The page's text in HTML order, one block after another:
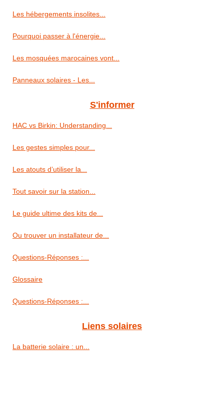
Les hébergements insolites...
Pourquoi passer à l'énergie...
Les mosquées marocaines vont...
Panneaux solaires - Les...
S'informer
HAC vs Birkin: Understanding...
Les gestes simples pour...
Les atouts d’utiliser la...
Tout savoir sur la station...
Le guide ultime des kits de...
Ou trouver un installateur de...
Questions-Réponses :...
Glossaire
Questions-Réponses :...
Liens solaires
La batterie solaire : un...